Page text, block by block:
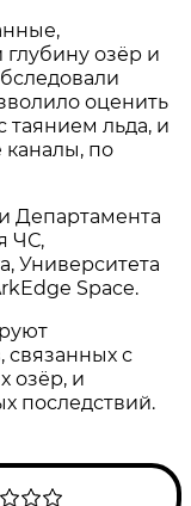
озёр и
оценить
таянием льда, и
по
Департамента
ЧС,
Университета
Space.
связанных с
озёр, и
последствий.